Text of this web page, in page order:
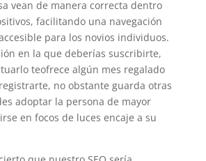
vean de manera correcta dentro
facilitando una navegación
para los novios individuos.
en la que deberías suscribirte,
teofrece algún mes regalado
no obstante guarda otras
adoptar la persona de mayor
en focos de luces encaje a su